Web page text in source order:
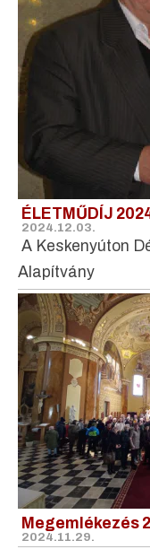
ÉLETMŰDÍJ
2024.12.03.
A Keskenyúton
Alapítvány
Megemlékezés
2024.11.29.